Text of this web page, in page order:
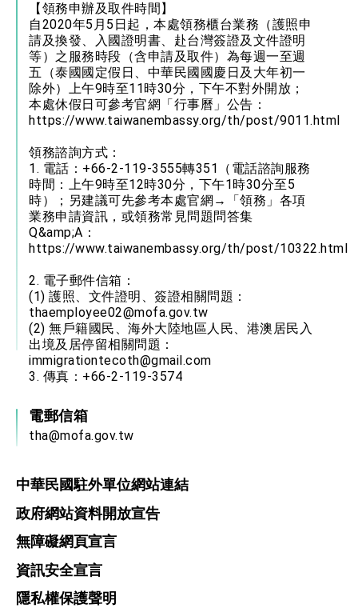
【領務申辦及取件時間】
自2020年5月5日起，本處領務櫃台業務（護照申
請及換發、入國證明書、赴台灣簽證及文件證明
等）之服務時段（含申請及取件）為每週一至週
五（泰國國定假日、中華民國國慶日及大年初一
除外）上午9時至11時30分，下午不對外開放；
本處休假日可參考官網「行事曆」公告：
https://www.taiwanembassy.org/th/post/9011.html
領務諮詢方式：
1. 電話：+66-2-119-3555轉351（電話諮詢服務
時間：上午9時至12時30分，下午1時30分至5
時）；另建議可先參考本處官網→「領務」各項
業務申請資訊，或領務常見問題問答集
Q&amp;A：
https://www.taiwanembassy.org/th/post/10322.html
2. 電子郵件信箱：
(1) 護照、文件證明、簽證相關問題：
thaemployee02@mofa.gov.tw
(2) 無戶籍國民、海外大陸地區人民、港澳居民入
出境及居停留相關問題：
immigrationtecoth@gmail.com
3. 傳真：+66-2-119-3574
電郵信箱
tha@mofa.gov.tw
中華民國駐外單位網站連結
政府網站資料開放宣告
無障礙網頁宣言
資訊安全宣言
隱私權保護聲明